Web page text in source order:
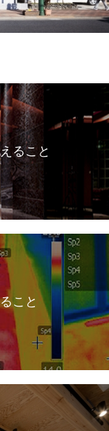
ること
こと